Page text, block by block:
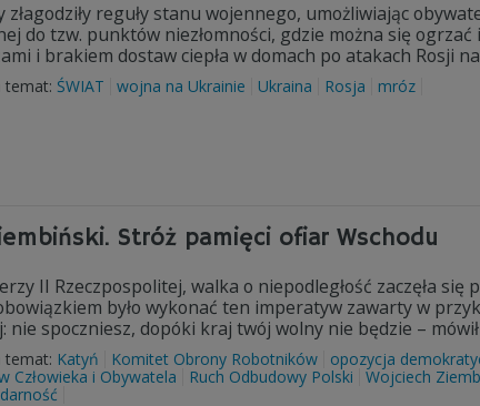
złagodziły reguły stanu wojennego, umożliwiając
do tzw. punktów niezłomności, gdzie można się ogrzać
i brakiem dostaw ciepła w domach po atakach Rosji
temat: ŚWIAT wojna na Ukrainie Ukraina Rosja mróz
Stróż pamięci ofiar Wschodu
II Rzeczpospolitej, walka o niepodległość zaczęła
było wykonać ten imperatyw zawarty w
nie spoczniesz, dopóki kraj twój wolny nie będzie –
temat: Katyń Komitet Obrony Robotników
opozycja
Człowieka i Obywatela
Ruch Odbudowy Polski Wojciech